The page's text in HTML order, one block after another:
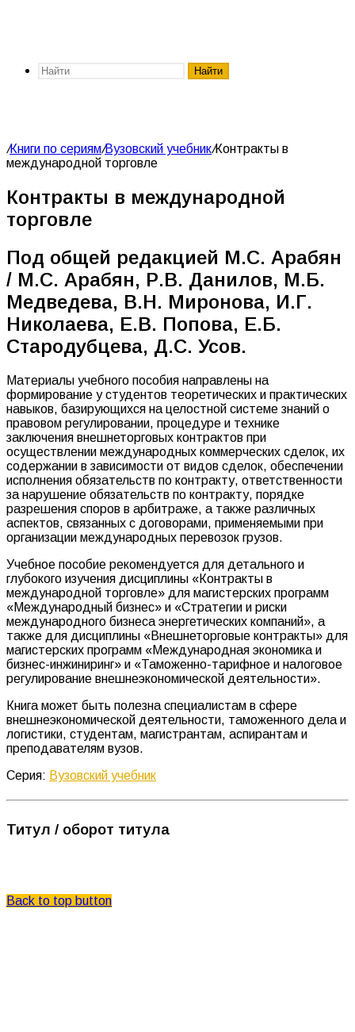
Найти
/Книги по сериям/Вузовский учебник/Контракты в
международной торговле
Контракты в международной
торговле
Под общей редакцией М.С. Арабян
/ М.С. Арабян, Р.В. Данилов, М.Б.
Медведева, В.Н. Миронова, И.Г.
Николаева, Е.В. Попова, Е.Б.
Стародубцева, Д.С. Усов.
Материалы учебного пособия направлены на
формирование у студентов теоретических и практических
навыков, базирующихся на целостной системе знаний о
правовом регулировании, процедуре и технике
заключения внешнеторговых контрактов при
осуществлении международных коммерческих сделок, их
содержании в зависимости от видов сделок, обеспечении
исполнения обязательств по контракту, ответственности
за нарушение обязательств по контракту, порядке
разрешения споров в арбитраже, а также различных
аспектов, связанных с договорами, применяемыми при
организации международных перевозок грузов.
Учебное пособие рекомендуется для детального и
глубокого изучения дисциплины «Контракты в
международной торговле» для магистерских программ
«Международный бизнес» и «Стратегии и риски
международного бизнеса энергетических компаний», а
также для дисциплины «Внешнеторговые контракты» для
магистерских программ «Международная экономика и
бизнес-инжиниринг» и «Таможенно-тарифное и налоговое
регулирование внешнеэкономической деятельности».
Книга может быть полезна специалистам в сфере
внешнеэкономической деятельности, таможенного дела и
логистики, студентам, магистрантам, аспирантам и
преподавателям вузов.
Серия: Вузовский учебник
Титул / оборот титула
Back to top button